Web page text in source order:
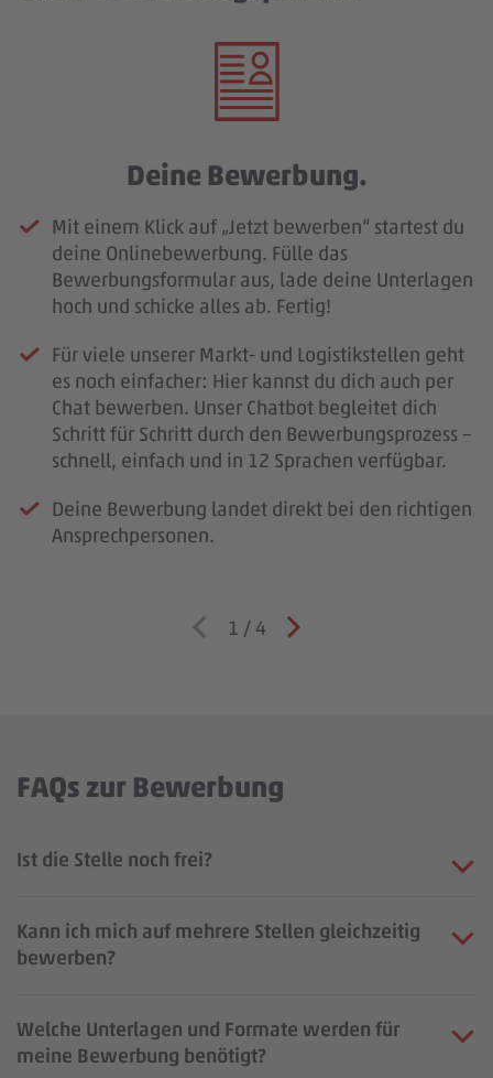
Deine Bewerbung.
Mit einem Klick auf „Jetzt bewerben“ startest du
deine Onlinebewerbung. Fülle das
Bewerbungsformular aus, lade deine Unterlagen
hoch und schicke alles ab. Fertig!
Für viele unserer Markt- und Logistikstellen geht
es noch einfacher: Hier kannst du dich auch per
Chat bewerben. Unser Chatbot begleitet dich
Schritt für Schritt durch den Bewerbungsprozess –
schnell, einfach und in 12 Sprachen verfügbar.
Deine Bewerbung landet direkt bei den richtigen
Ansprechpersonen.
1 / 4
FAQs zur Bewerbung
Ist die Stelle noch frei?
Kann ich mich auf mehrere Stellen gleichzeitig
bewerben?
Welche Unterlagen und Formate werden für
meine Bewerbung benötigt?